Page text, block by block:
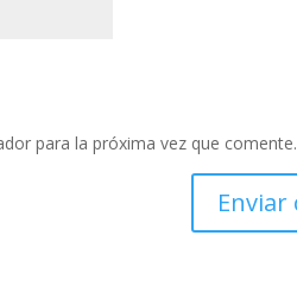
para la próxima vez que comente.